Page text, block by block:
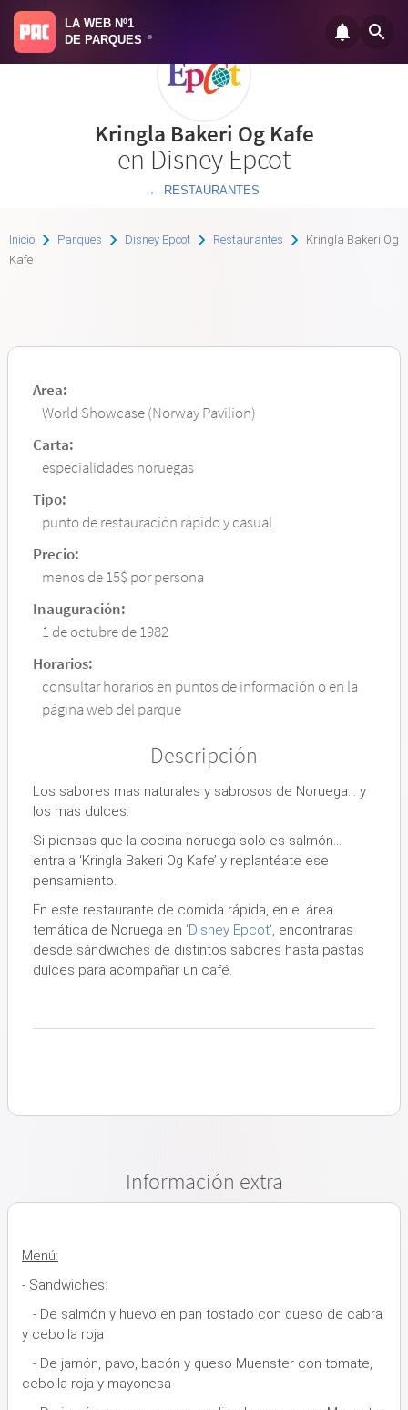
LA WEB Nº1
DE PARQUES
®
Kringla Bakeri Og Kafe
en Disney Epcot
← RESTAURANTES
Inicio Parques Disney Epcot Restaurantes
Kringla Bakeri Og
Kafe
Area:
World Showcase (Norway Pavilion)
Carta:
especialidades noruegas
Tipo:
punto de restauración rápido y casual
Precio:
menos de 15$ por persona
Inauguración:
1 de octubre de 1982
Horarios:
consultar horarios en puntos de información o en la
página web del parque
Descripción
Los sabores mas naturales y sabrosos de Noruega… y
los mas dulces.
Si piensas que la cocina noruega solo es salmón…
entra a ‘Kringla Bakeri Og Kafe’ y replantéate ese
pensamiento.
En este restaurante de comida rápida, en el área
temática de Noruega en 'Disney Epcot', encontraras
desde sándwiches de distintos sabores hasta pastas
dulces para acompañar un café.
Información extra
Menú:
- Sandwiches:
- De salmón y huevo en pan tostado con queso de cabra
y cebolla roja
- De jamón, pavo, bacón y queso Muenster con tomate,
cebolla roja y mayonesa